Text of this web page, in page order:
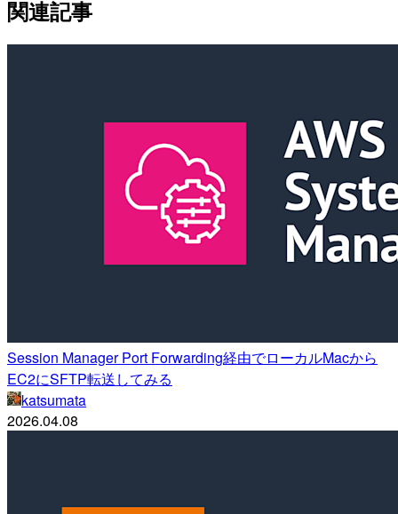
関連記事
Session Manager Port Forwarding経由でローカルMacから
EC2にSFTP転送してみる
katsumata
2026.04.08